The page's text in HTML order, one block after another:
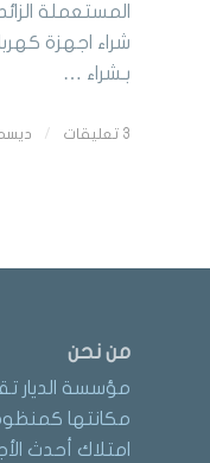
المستعملة
شراء اجهزة
بـشراء …
3 تعليقات / ديسمبر
من نحن
مؤسسة الديار
مكانتها
امتلاك أحدث